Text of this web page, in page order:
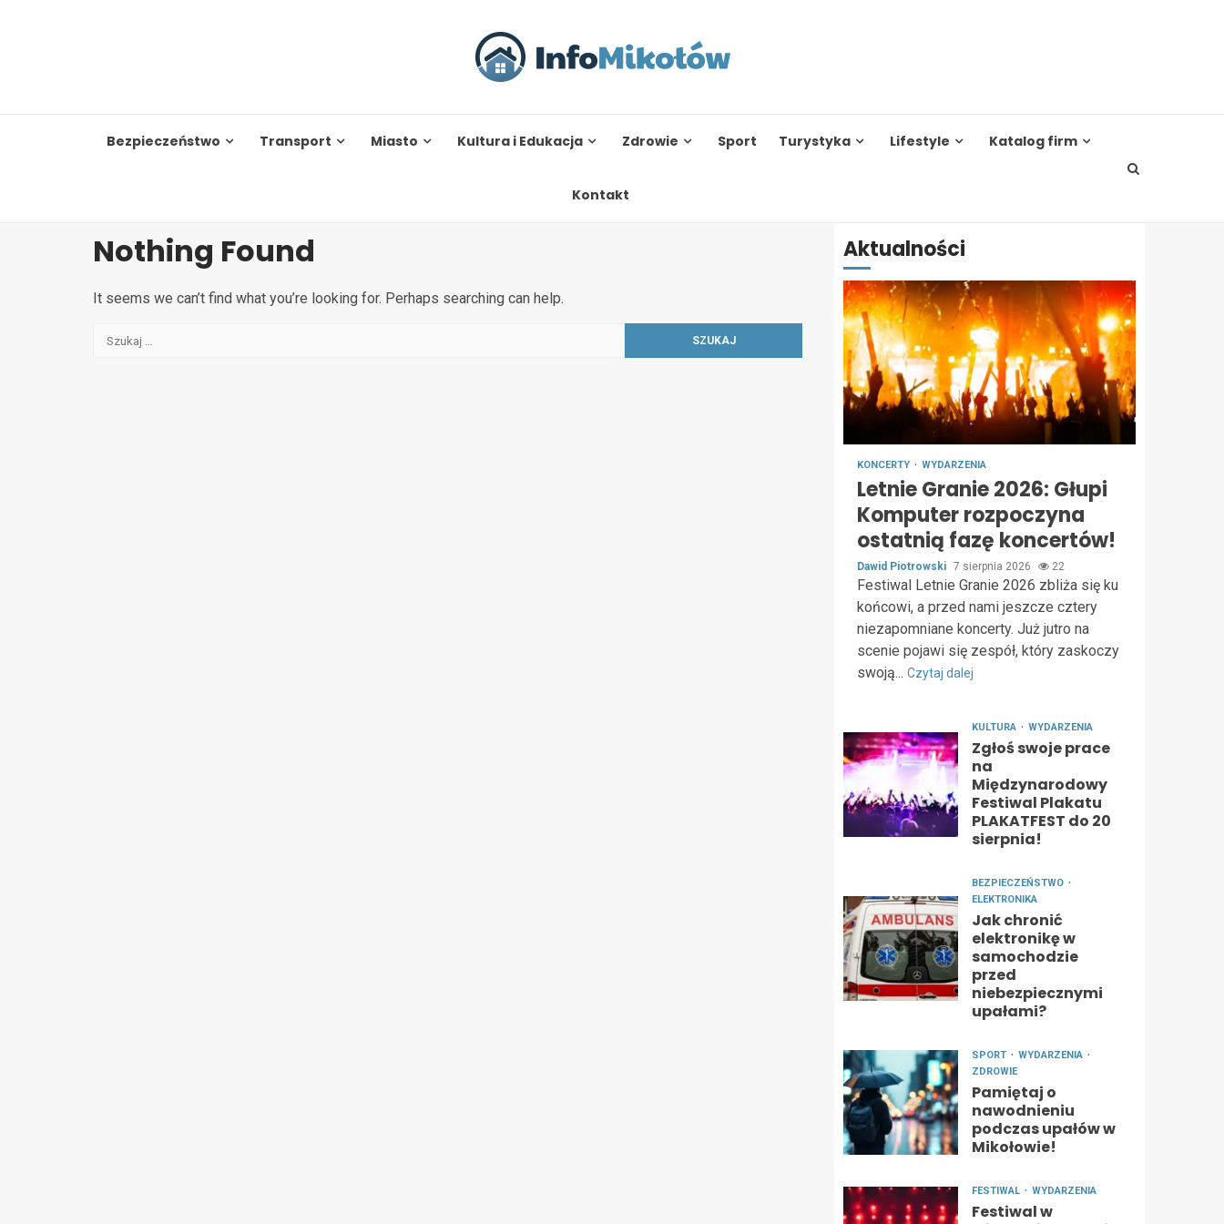
Bezpieczeństwo Transport Miasto Kultura i Edukacja Zdrowie Sport Turystyka Lifestyle Katalog firm
Kontakt
Nothing Found
It seems we can’t find what you’re looking for. Perhaps searching can help.
Szukaj:
Aktualności
KONCERTY WYDARZENIA
Letnie Granie 2026: Głupi
Komputer rozpoczyna
ostatnią fazę koncertów!
Dawid Piotrowski 7 sierpnia 2026 22
Festiwal Letnie Granie 2026 zbliża się ku
końcowi, a przed nami jeszcze cztery
niezapomniane koncerty. Już jutro na
scenie pojawi się zespół, który zaskoczy
swoją... Czytaj dalej
KULTURA WYDARZENIA
Zgłoś swoje prace
na
Międzynarodowy
Festiwal Plakatu
PLAKATFEST do 20
sierpnia!
BEZPIECZEŃSTWO
ELEKTRONIKA
Jak chronić
elektronikę w
samochodzie
przed
niebezpiecznymi
upałami?
SPORT
WYDARZENIA
ZDROWIE
Pamiętaj o
nawodnieniu
podczas upałów w
Mikołowie!
FESTIWAL WYDARZENIA
Festiwal w